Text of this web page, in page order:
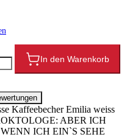
In den Warenkorb
Kaffeebecher Emilia weiss
ABER ICH
ICH EIN`S SEHE